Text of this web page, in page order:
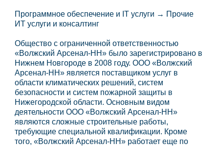
Программное обеспечение и IT услуги → Прочие
ИТ услуги и консалтинг
Общество с ограниченной ответственностью
«Волжский Арсенал-НН» было зарегистрировано в
Нижнем Новгороде в 2008 году. ООО «Волжский
Арсенал-НН» является поставщиком услуг в
области климатических решений, систем
безопасности и систем пожарной защиты в
Нижегородской области. Основным видом
деятельности ООО «Волжский Арсенал-НН»
являются сложные строительные работы,
требующие специальной квалификации. Кроме
того, «Волжский Арсенал-НН» работает еще по